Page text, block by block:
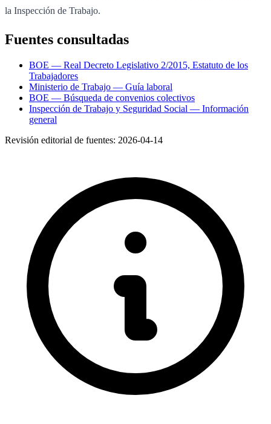
la Inspección de Trabajo.
Fuentes consultadas
BOE — Real Decreto Legislativo 2/2015, Estatuto de los
Trabajadores
Ministerio de Trabajo — Guía laboral
BOE — Búsqueda de convenios colectivos
Inspección de Trabajo y Seguridad Social — Información
general
Revisión editorial de fuentes: 2026-04-14